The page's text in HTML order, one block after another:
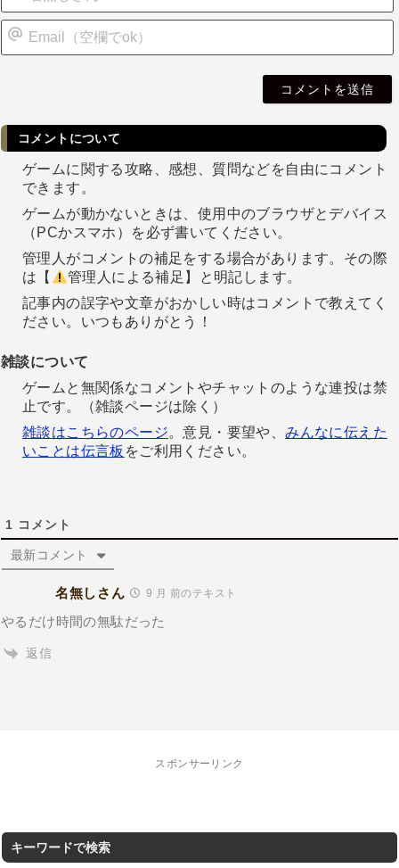
コメントについて
ゲームに関する攻略、感想、質問などを自由にコメント
できます。
ゲームが動かないときは、使用中のブラウザとデバイス
（PCかスマホ）を必ず書いてください。
管理人がコメントの補足をする場合があります。その際
は【
管理人による補足】と明記します。
記事内の誤字や文章がおかしい時はコメントで教えてく
ださい。いつもありがとう！
雑談について
ゲームと無関係なコメントやチャットのような連投は禁
止です。（雑談ページは除く）
雑談はこちらのページ。意見・要望や、みんなに伝えた
いことは伝言板 をご利用ください。
1 コメント
最新コメント
名無しさん 9 月 前のテキスト
やるだけ時間の無駄だった
返信
スポンサーリンク
キーワードで検索